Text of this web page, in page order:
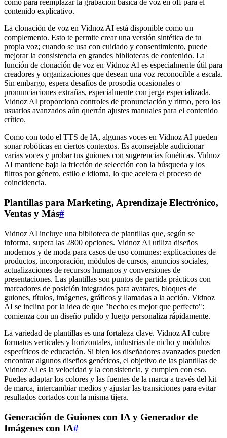
como para reemplazar la grabación básica de voz en off para el
contenido explicativo.
La clonación de voz en Vidnoz AI está disponible como un
complemento. Esto te permite crear una versión sintética de tu
propia voz; cuando se usa con cuidado y consentimiento, puede
mejorar la consistencia en grandes bibliotecas de contenido. La
función de clonación de voz en Vidnoz AI es especialmente útil para
creadores y organizaciones que desean una voz reconocible a escala.
Sin embargo, espera desafíos de prosodia ocasionales o
pronunciaciones extrañas, especialmente con jerga especializada.
Vidnoz AI proporciona controles de pronunciación y ritmo, pero los
usuarios avanzados aún querrán ajustes manuales para el contenido
crítico.
Como con todo el TTS de IA, algunas voces en Vidnoz AI pueden
sonar robóticas en ciertos contextos. Es aconsejable audicionar
varias voces y probar tus guiones con sugerencias fonéticas. Vidnoz
AI mantiene baja la fricción de selección con la búsqueda y los
filtros por género, estilo e idioma, lo que acelera el proceso de
coincidencia.
Plantillas para Marketing, Aprendizaje Electrónico,
Ventas y Más#
Vidnoz AI incluye una biblioteca de plantillas que, según se
informa, supera las 2800 opciones. Vidnoz AI utiliza diseños
modernos y de moda para casos de uso comunes: explicaciones de
productos, incorporación, módulos de cursos, anuncios sociales,
actualizaciones de recursos humanos y conversiones de
presentaciones. Las plantillas son puntos de partida prácticos con
marcadores de posición integrados para avatares, bloques de
guiones, títulos, imágenes, gráficos y llamadas a la acción. Vidnoz
AI se inclina por la idea de que "hecho es mejor que perfecto":
comienza con un diseño pulido y luego personaliza rápidamente.
La variedad de plantillas es una fortaleza clave. Vidnoz AI cubre
formatos verticales y horizontales, industrias de nicho y módulos
específicos de educación. Si bien los diseñadores avanzados pueden
encontrar algunos diseños genéricos, el objetivo de las plantillas de
Vidnoz AI es la velocidad y la consistencia, y cumplen con eso.
Puedes adaptar los colores y las fuentes de la marca a través del kit
de marca, intercambiar medios y ajustar las transiciones para evitar
resultados cortados con la misma tijera.
Generación de Guiones con IA y Generador de
Imágenes con IA#